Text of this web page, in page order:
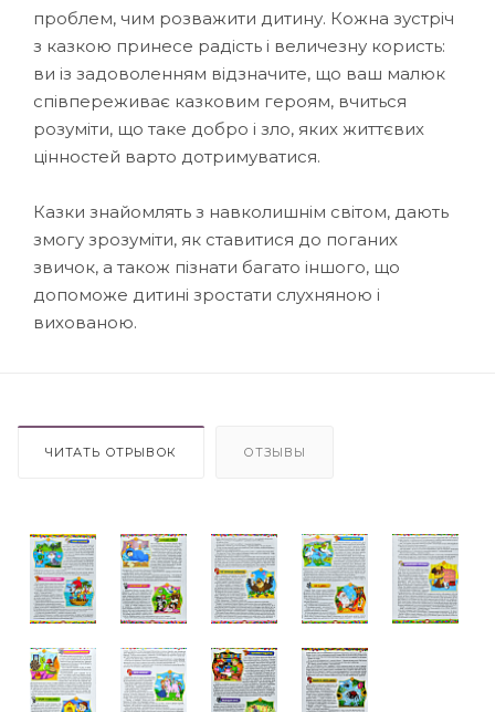
проблем, чим розважити дитину. Кожна зустріч
з казкою принесе радість і величезну користь:
ви із задоволенням відзначите, що ваш малюк
співпереживає казковим героям, вчиться
розуміти, що таке добро і зло, яких життєвих
цінностей варто дотримуватися.
Казки знайомлять з навколишнім світом, дають
змогу зрозуміти, як ставитися до поганих
звичок, а також пізнати багато іншого, що
допоможе дитині зростати слухняною і
вихованою.
ЧИТАТЬ ОТРЫВОК ОТЗЫВЫ